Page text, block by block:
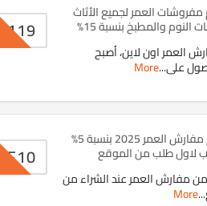
العمر لجميع الأثاث
النوم والمطبخ بنسبة 15%
العمر اون لاين، أصبح
على...
More
ZO119
كود خصم مفارش العمر 2025 بنسبة 5%
لاول طلب من الموقع
مفارش العمر عند الشراء من
...
More
MF10